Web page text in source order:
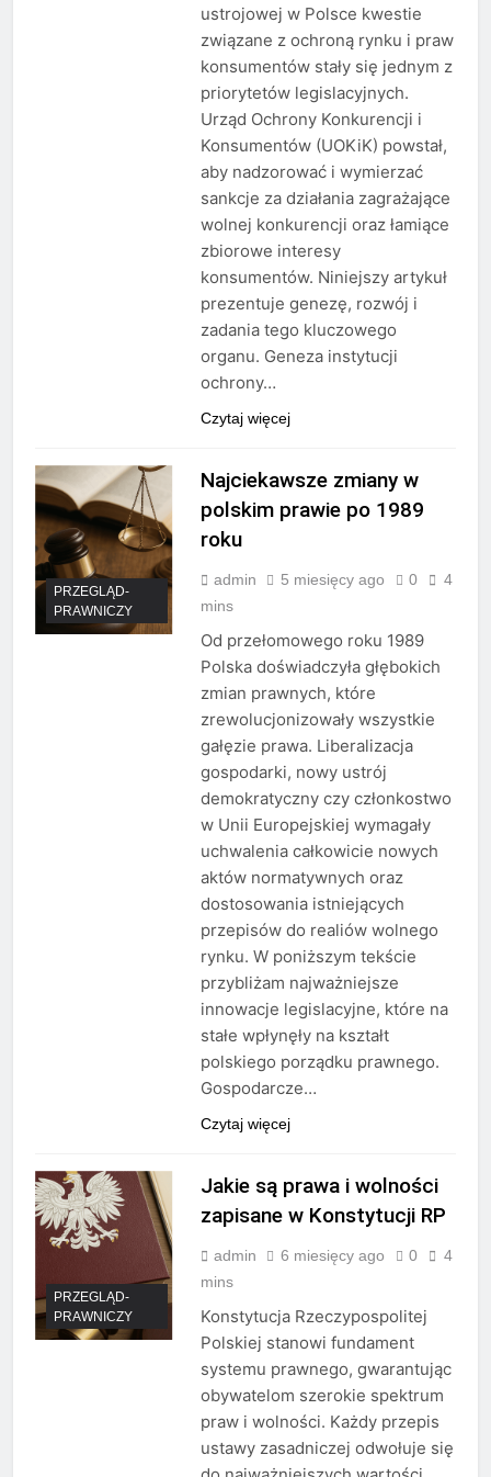
ustrojowej w Polsce kwestie
związane z ochroną rynku i praw
konsumentów stały się jednym z
priorytetów legislacyjnych.
Urząd Ochrony Konkurencji i
Konsumentów (UOKiK) powstał,
aby nadzorować i wymierzać
sankcje za działania zagrażające
wolnej konkurencji oraz łamiące
zbiorowe interesy
konsumentów. Niniejszy artykuł
prezentuje genezę, rozwój i
zadania tego kluczowego
organu. Geneza instytucji
ochrony…
Czytaj więcej
PRZEGLĄD-
PRAWNICZY
Najciekawsze zmiany w
polskim prawie po 1989
roku
admin 5 miesięcy ago 0
4
mins
Od przełomowego roku 1989
Polska doświadczyła głębokich
zmian prawnych, które
zrewolucjonizowały wszystkie
gałęzie prawa. Liberalizacja
gospodarki, nowy ustrój
demokratyczny czy członkostwo
w Unii Europejskiej wymagały
uchwalenia całkowicie nowych
aktów normatywnych oraz
dostosowania istniejących
przepisów do realiów wolnego
rynku. W poniższym tekście
przybliżam najważniejsze
innowacje legislacyjne, które na
stałe wpłynęły na kształt
polskiego porządku prawnego.
Gospodarcze…
Czytaj więcej
PRZEGLĄD-
PRAWNICZY
Jakie są prawa i wolności
zapisane w Konstytucji RP
admin 6 miesięcy ago 0
4
mins
Konstytucja Rzeczypospolitej
Polskiej stanowi fundament
systemu prawnego, gwarantując
obywatelom szerokie spektrum
praw i wolności. Każdy przepis
ustawy zasadniczej odwołuje się